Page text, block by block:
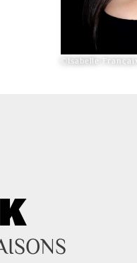
©Isabelle Françaix